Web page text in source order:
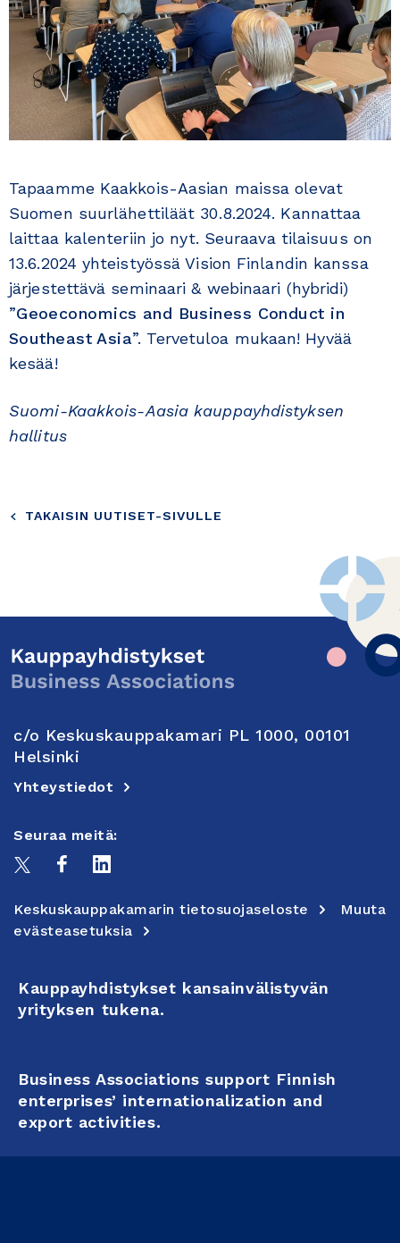
Tapaamme Kaakkois-Aasian maissa olevat
Suomen suurlähettiläät 30.8.2024. Kannattaa
laittaa kalenteriin jo nyt. Seuraava tilaisuus on
13.6.2024 yhteistyössä Vision Finlandin kanssa
järjestettävä seminaari & webinaari (hybridi)
”Geoeconomics and Business Conduct in
Southeast Asia”. Tervetuloa mukaan! Hyvää
kesää!
Suomi-Kaakkois-Aasia kauppayhdistyksen
hallitus
TAKAISIN UUTISET-SIVULLE
c/o Keskuskauppakamari PL 1000, 00101
Helsinki
Yhteystiedot
Seuraa meitä:
Keskuskauppakamarin tietosuojaseloste
Muuta
evästeasetuksia
Kauppayhdistykset kansainvälistyvän
yrityksen tukena.
Business Associations support Finnish
enterprises’ internationalization and
export activities.